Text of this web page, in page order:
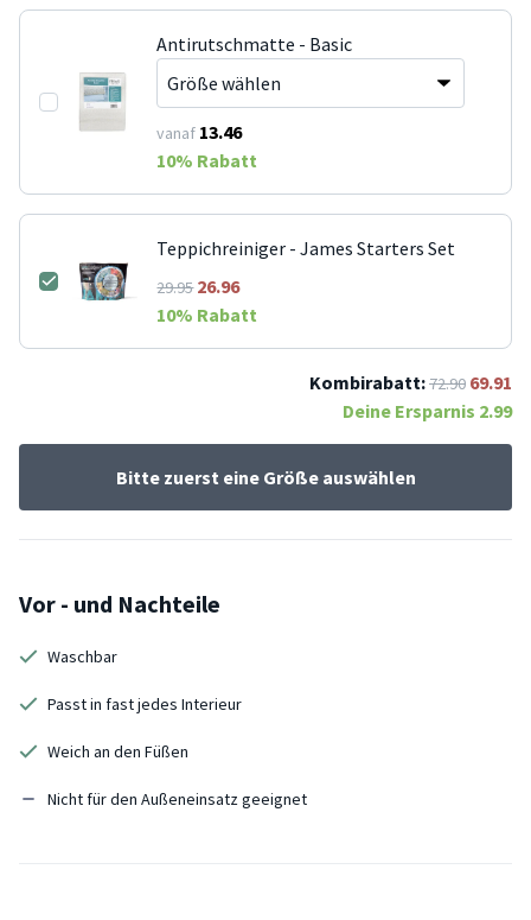
Antirutschmatte - Basic
vanaf 13.46
10% Rabatt
Teppichreiniger - James Starters Set
29.9526.96
10% Rabatt
Kombirabatt:72.90 69.91
Deine Ersparnis 2.99
Bitte zuerst eine Größe auswählen
Vor - und Nachteile
Waschbar
Passt in fast jedes Interieur
Weich an den Füßen
Nicht für den Außeneinsatz geeignet